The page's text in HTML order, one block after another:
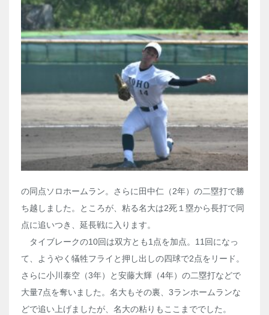
の同点ソロホームラン。さらに田中仁（2年）の二塁打で勝
ち越しました。ところが、粘る名大は2死１塁から長打で同
点に追いつき、延長戦に入ります。
タイブレークの10回は双方とも1点を加点。 11回になっ
て、ようやく犠牲フライと押し出しの四球で2点をリード。
さらに小川泰空（3年）と安藤大輝（4年）の二塁打などで
大量7点を奪いました。名大もその裏、 3ランホームランな
どで追い上げましたが、名大の粘りもここまででした。